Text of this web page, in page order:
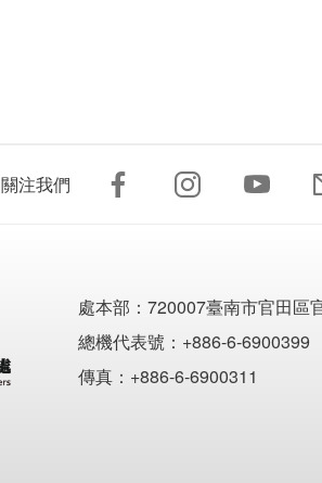
關注我們
處本部： 720007臺南市官田區
總機代表號：+886-6-6900399
傳真：+886-6-6900311